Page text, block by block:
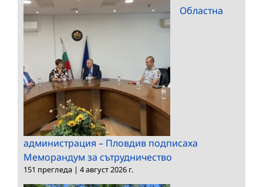
Областна
администрация – Пловдив подписаха
Меморандум за сътрудничество
151 прегледа | 4 август 2026 г.